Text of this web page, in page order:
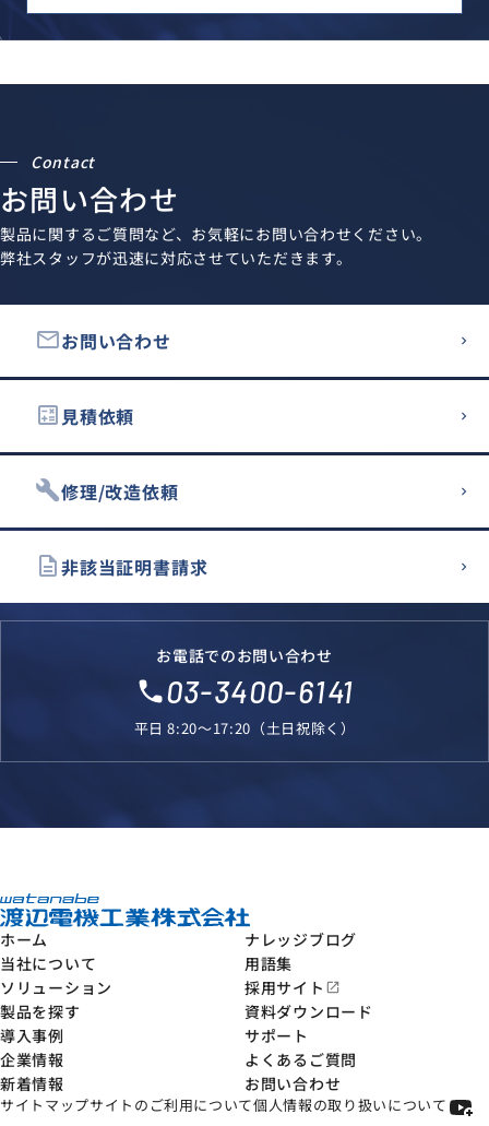
Contact
お問い合わせ
製品に関するご質問など、お気軽にお問い合わせください。
弊社スタッフが迅速に対応させていただきます。
emailお問い合わせ
calculate見積依頼
build修理/改造依頼
description非該当証明書請求
お電話でのお問い合わせ
local_phone03-3400-6141
平日 8:20～17:20（土日祝除く）
ホーム
当社について
ソリューション
製品を探す
導入事例
企業情報
新着情報
ナレッジブログ
用語集
採用サイト open_in_new
資料ダウンロード
サポート
よくあるご質問
お問い合わせ
サイトマップサイトのご利用について個人情報の取り扱いについて